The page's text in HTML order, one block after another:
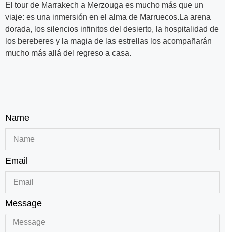
El tour de Marrakech a Merzouga es mucho más que un
viaje: es una inmersión en el alma de Marruecos.La arena
dorada, los silencios infinitos del desierto, la hospitalidad de
los bereberes y la magia de las estrellas los acompañarán
mucho más allá del regreso a casa.
Name
Email
Message